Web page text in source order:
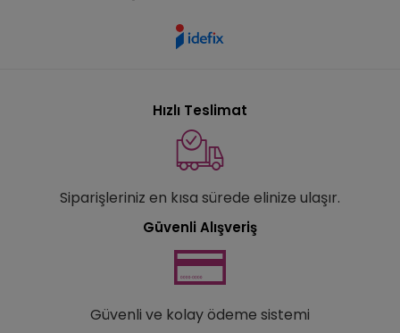
Hızlı Teslimat
Siparişleriniz en kısa sürede elinize ulaşır.
Güvenli Alışveriş
Güvenli ve kolay ödeme sistemi